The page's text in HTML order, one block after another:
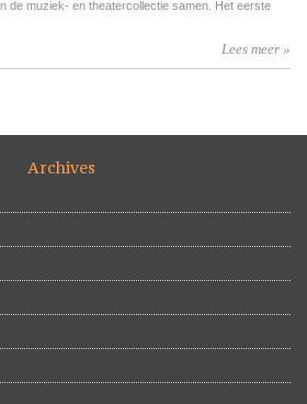
de muziek- en theatercollectie samen. Het eerste
Lees meer »
Archives